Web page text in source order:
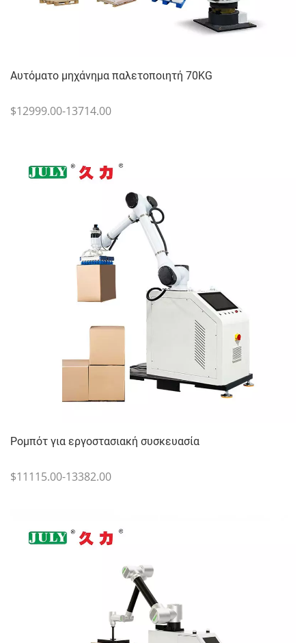
Αυτόματο μηχάνημα παλετοποιητή 70KG
$12999.00-13714.00
Ρομπότ για εργοστασιακή συσκευασία
$11115.00-13382.00